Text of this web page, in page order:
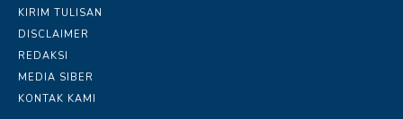
KIRIM TULISAN
DISCLAIMER
REDAKSI
MEDIA SIBER
KONTAK KAMI